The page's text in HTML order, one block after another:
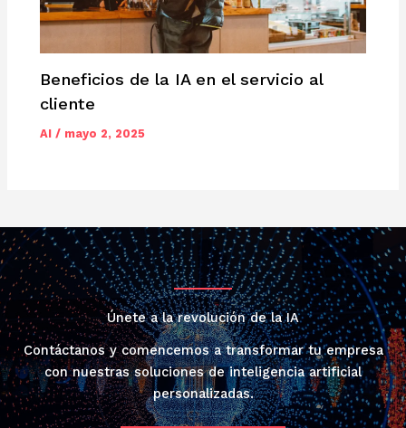
Beneficios de la IA en el servicio al
cliente
AI / mayo 2, 2025
Únete a la revolución de la IA
Contáctanos y comencemos a transformar tu empresa
con nuestras soluciones de inteligencia artificial
personalizadas.